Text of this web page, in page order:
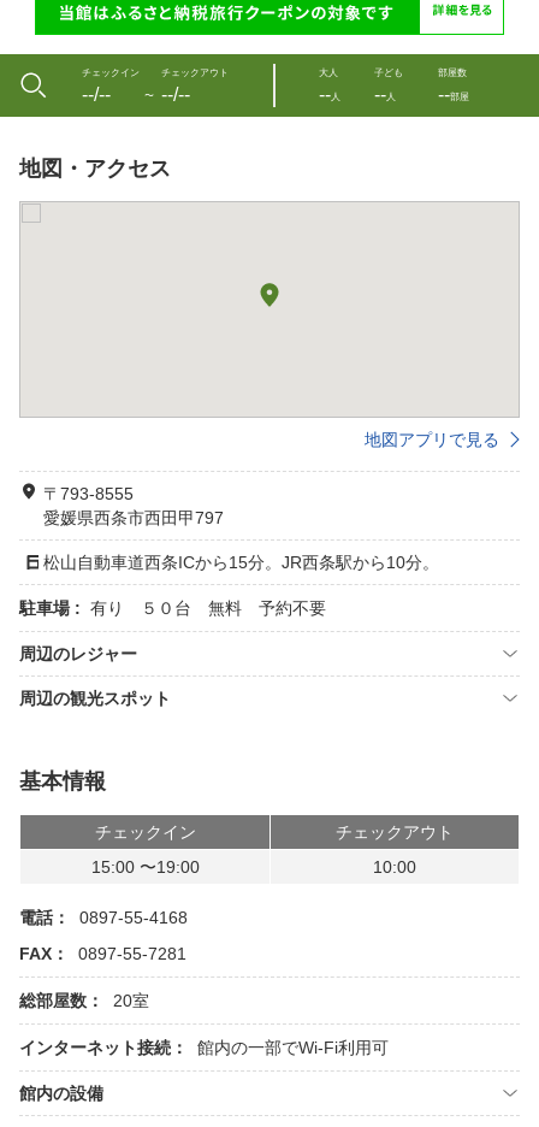
チェックイン
--/-- 〜
チェックアウト
--/--
大人
--人
子ども
--人
部屋数
--部屋
地図・アクセス
地図アプリで見る
〒793-8555
愛媛県西条市西田甲797
松山自動車道西条ICから15分。JR西条駅から10分。
駐車場 : 有り ５０台 無料 予約不要
周辺のレジャー
周辺の観光スポット
基本情報
チェックイン
チェックアウト
15:00 〜19:00
10:00
電話：
0897-55-4168
FAX：
0897-55-7281
総部屋数： 20室
インターネット接続： 館内の一部でWi-Fi利用可
館内の設備